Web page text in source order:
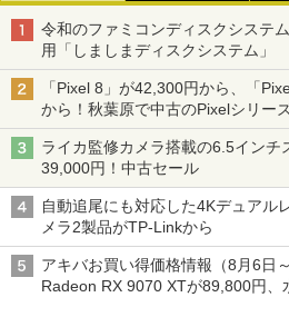
令和のファミコンディスクシステ
用「しましまディスクシステム」
「Pixel 8」が42,300円から、「
から！秋葉原で中古のPixelシリー
ライカ監修カメラ搭載の6.5インチ
39,000円！中古セール
自動追尾にも対応した4Kデュアル
メラ2製品がTP-Linkから
アキバお買い得価格情報（8月6日
Radeon RX 9070 XTが89,800円、